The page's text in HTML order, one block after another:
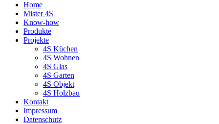
Home
Mister 4S
Know-how
Produkte
Projekte
4S Küchen
4S Wohnen
4S Glas
4S Garten
4S Objekt
4S Holzbau
Kontakt
Impressum
Datenschutz